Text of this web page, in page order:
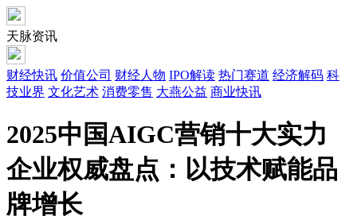
天脉资讯
财经快讯 价值公司 财经人物 IPO解读 热门赛道 经济解码 科
技业界 文化艺术 消费零售 大燕公益 商业快讯
2025中国AIGC营销十大实力
企业权威盘点：以技术赋能品
牌增长